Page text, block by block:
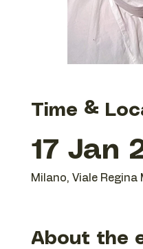
Time &
17 Jan
Milano, Viale
About the